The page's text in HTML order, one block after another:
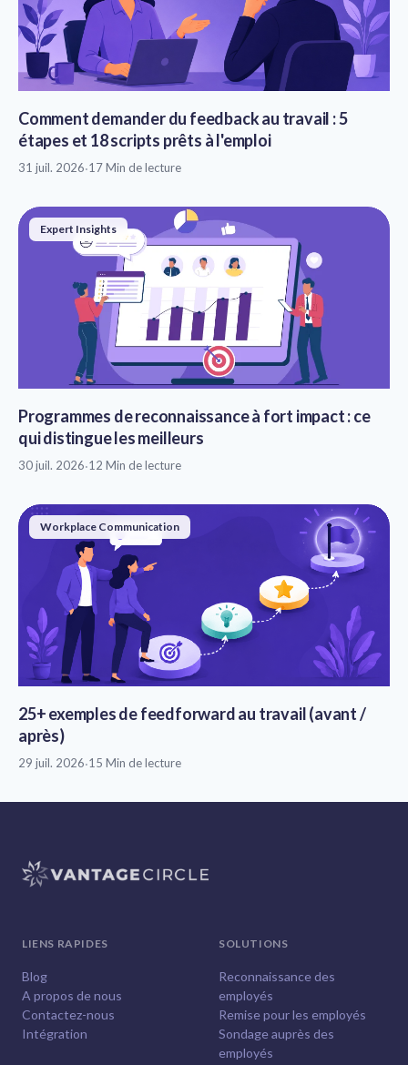
Comment demander du feedback au travail : 5
étapes et 18 scripts prêts à l'emploi
31 juil. 2026·17 Min de lecture
Expert Insights
Programmes de reconnaissance à fort impact : ce
qui distingue les meilleurs
30 juil. 2026·12 Min de lecture
Workplace Communication
25+ exemples de feedforward au travail (avant /
après)
29 juil. 2026·15 Min de lecture
LIENS RAPIDES
Blog
A propos de nous
Contactez-nous
Intégration
SOLUTIONS
Reconnaissance des
employés
Remise pour les employés
Sondage auprès des
employés